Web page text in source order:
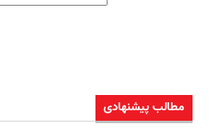
مطالب پیشنهادی